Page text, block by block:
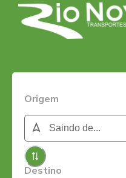
Origem
Destino